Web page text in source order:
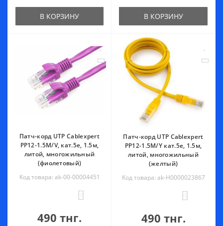
В КОРЗИНУ В КОРЗИНУ
Патч-корд UTP Cablexpert
PP12-1.5M/V, кат.5e, 1.5м,
литой, многожильный
(фиолетовый)
Код товара: ak-00-00004451
490 тнг.
Патч-корд UTP Cablexpert
PP12-1.5M/Y кат.5e, 1.5м,
литой, многожильный
(желтый)
Код товара: ak-Н0000023867
490 тнг.